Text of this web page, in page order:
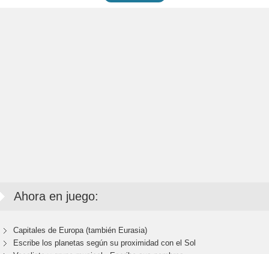
Ahora en juego:
Capitales de Europa (también Eurasia)
Escribe los planetas según su proximidad con el Sol